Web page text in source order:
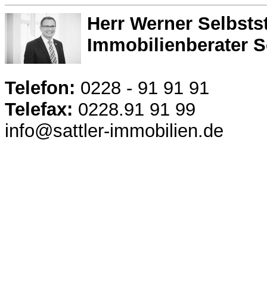
Herr Werner
Immobilienberater
Telefon: 0228 - 91 91 91
Telefax: 0228.91 91 99
info@sattler-immobilien.de